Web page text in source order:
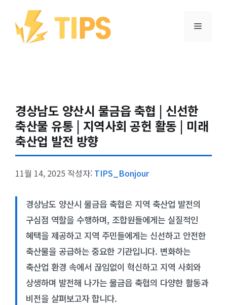
건너뛰기
메뉴
경상남도 양산시 물금읍 축협 | 신선한
축산물 유통 | 지역사회 공헌 활동 | 미래
축산업 발전 방향
11월 14, 2025 작성자: TIPS_Bonjour
경상남도 양산시 물금읍 축협은 지역 축산업 발전의
구심점 역할을 수행하며, 조합원들에게는 실질적인
혜택을 제공하고 지역 주민들에게는 신선하고 안전한
축산물을 공급하는 중요한 기관입니다. 변화하는
축산업 환경 속에서 끊임없이 혁신하고 지역 사회와
상생하며 발전해 나가는 물금읍 축협의 다양한 활동과
비전을 살펴보고자 합니다.